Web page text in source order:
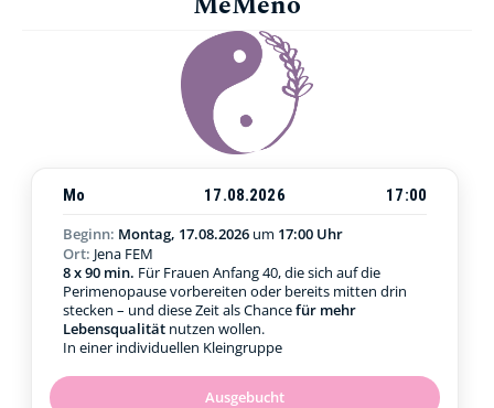
Ausgebucht
Mo 17.08.2026
17:00
Beginn: Montag, 17.08.2026 um 17:00 Uhr
Ort: Jena FEM
8 x 90 min. Für Frauen Anfang 40, die sich auf die
Perimenopause vorbereiten oder bereits mitten drin
stecken – und diese Zeit als Chancefür mehr
Lebensqualität nutzen wollen.
In einer individuellen Kleingruppe